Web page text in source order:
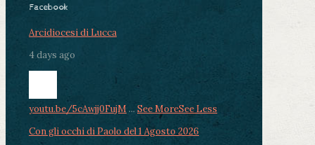
Facebook
Arcidiocesi di Lucca
4 days ago
youtu.be/5cAwjj0FujM ... See MoreSee Less
Con gli occhi di Paolo del 1 Agosto 2026